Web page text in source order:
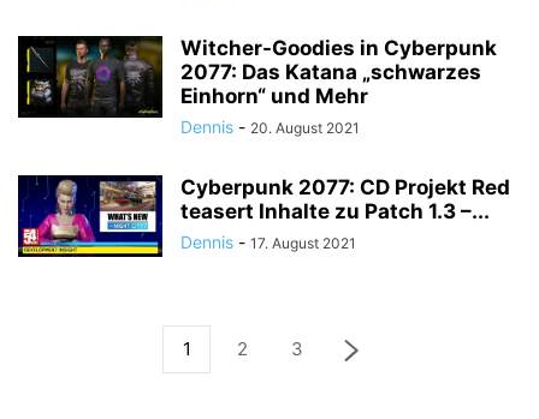
Witcher-Goodies in Cyberpunk
2077: Das Katana „schwarzes
Einhorn“ und Mehr
Dennis - 20. August 2021
Cyberpunk 2077: CD Projekt Red
teasert Inhalte zu Patch 1.3 –...
Dennis - 17. August 2021
1 2 3